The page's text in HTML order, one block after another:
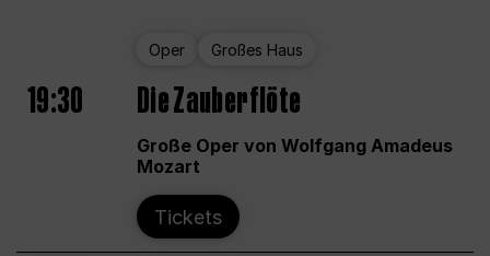
Oper Großes Haus
19:30 Die Zauberflöte
Große Oper von Wolfgang Amadeus
Mozart
Tickets